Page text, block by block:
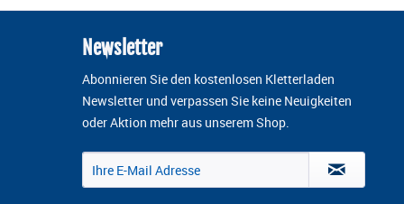
Newsletter
Abonnieren Sie den kostenlosen Kletterladen
Newsletter und verpassen Sie keine Neuigkeiten
oder Aktion mehr aus unserem Shop.